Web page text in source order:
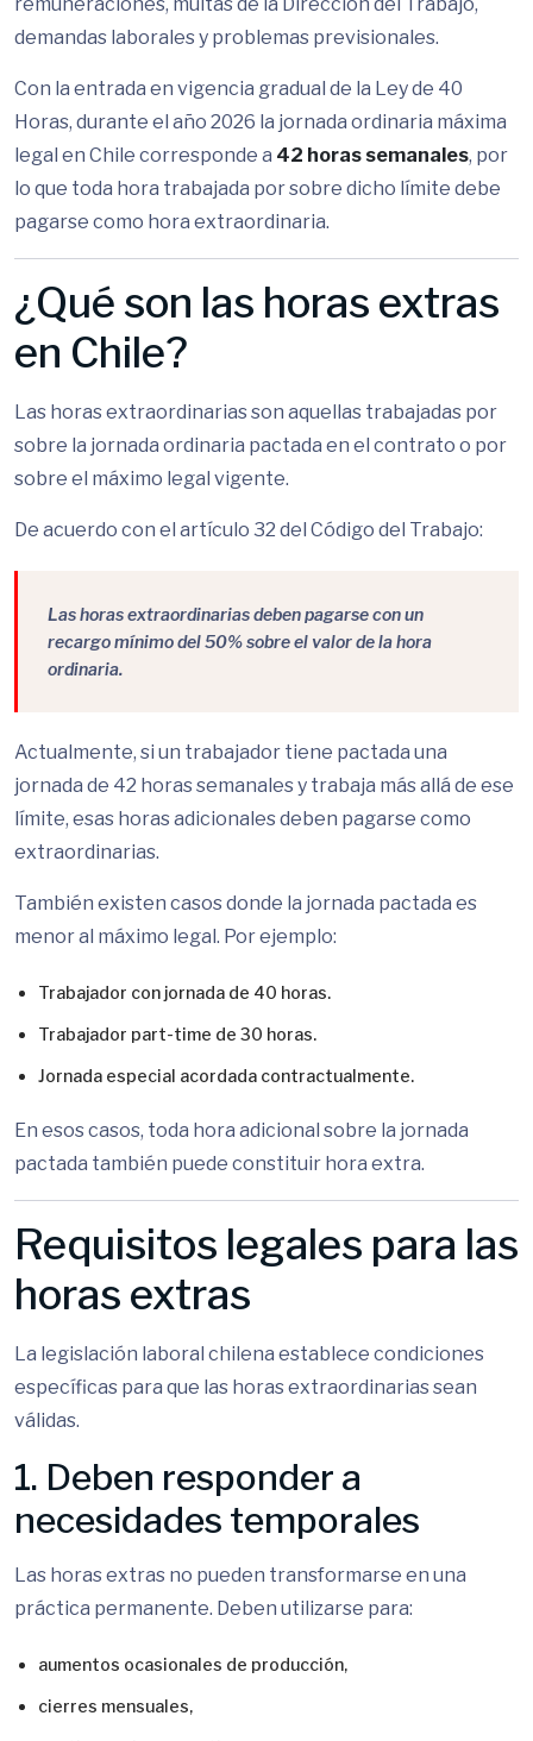
demandas laborales y problemas previsionales.
Con la entrada en vigencia gradual de la Ley de 40
Horas, durante el año 2026 la jornada ordinaria máxima
legal en Chile corresponde a 42 horas semanales, por
lo que toda hora trabajada por sobre dicho límite debe
pagarse como hora extraordinaria.
¿Qué son las horas extras
en Chile?
Las horas extraordinarias son aquellas trabajadas por
sobre la jornada ordinaria pactada en el contrato o por
sobre el máximo legal vigente.
De acuerdo con el artículo 32 del Código del Trabajo:
Las horas extraordinarias deben pagarse con un
recargo mínimo del 50% sobre el valor de la hora
ordinaria.
Actualmente, si un trabajador tiene pactada una
jornada de 42 horas semanales y trabaja más allá de ese
límite, esas horas adicionales deben pagarse como
extraordinarias.
También existen casos donde la jornada pactada es
menor al máximo legal. Por ejemplo:
Trabajador con jornada de 40 horas.
Trabajador part-time de 30 horas.
Jornada especial acordada contractualmente.
En esos casos, toda hora adicional sobre la jornada
pactada también puede constituir hora extra.
Requisitos legales para las
horas extras
La legislación laboral chilena establece condiciones
específicas para que las horas extraordinarias sean
válidas.
1. Deben responder a
necesidades temporales
Las horas extras no pueden transformarse en una
práctica permanente. Deben utilizarse para:
aumentos ocasionales de producción,
cierres mensuales,